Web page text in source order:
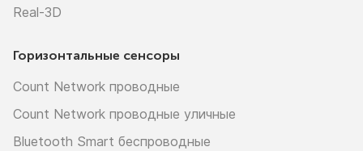
Real-3D
Горизонтальные сенсоры
Count Network проводные
Count Network проводные уличные
Bluetooth Smart беспроводные